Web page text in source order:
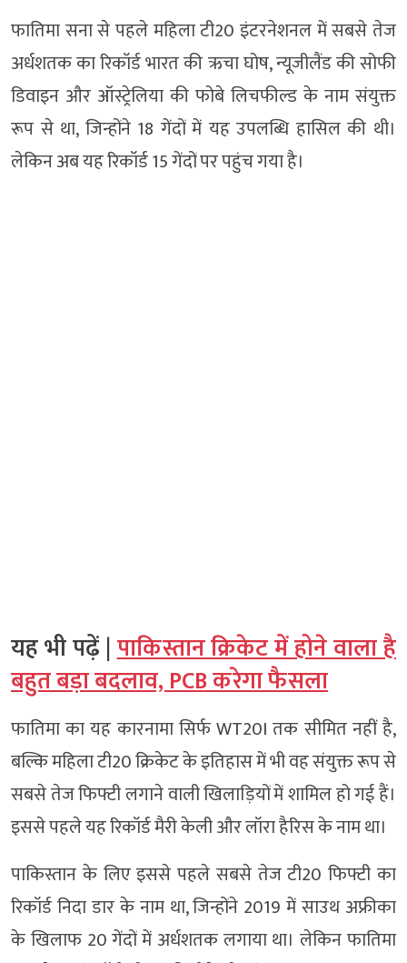
फातिमा सना से पहले महिला टी20 इंटरनेशनल में सबसे तेज
अर्धशतक का रिकॉर्ड भारत की ऋचा घोष, न्यूजीलैंड की सोफी
डिवाइन और ऑस्ट्रेलिया की फोबे लिचफील्ड के नाम संयुक्त
रूप से था, जिन्होंने 18 गेंदों में यह उपलब्धि हासिल की थी।
लेकिन अब यह रिकॉर्ड 15 गेंदों पर पहुंच गया है।
यह भी पढ़ें |पाकिस्तान क्रिकेट में होने वाला है
बहुत बड़ा बदलाव, PCB करेगा फैसला
फातिमा का यह कारनामा सिर्फ WT20I तक सीमित नहीं है,
बल्कि महिला टी20 क्रिकेट के इतिहास में भी वह संयुक्त रूप से
सबसे तेज फिफ्टी लगाने वाली खिलाड़ियों में शामिल हो गई हैं।
इससे पहले यह रिकॉर्ड मैरी केली और लॉरा हैरिस के नाम था।
पाकिस्तान के लिए इससे पहले सबसे तेज टी20 फिफ्टी का
रिकॉर्ड निदा डार के नाम था, जिन्होंने 2019 में साउथ अफ्रीका
के खिलाफ 20 गेंदों में अर्धशतक लगाया था। लेकिन फातिमा